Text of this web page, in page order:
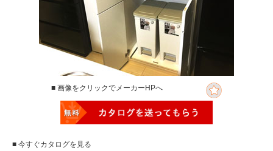
■ 画像をクリックでメーカーHPへ
■ 今すぐカタログを見る